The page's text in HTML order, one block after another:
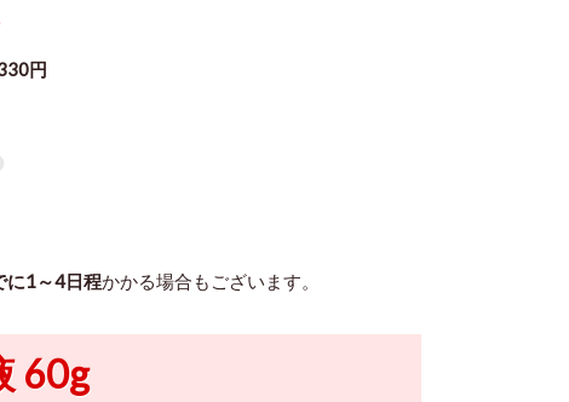
円
に1～4日程かかる場合もございます。
ス原液 60g